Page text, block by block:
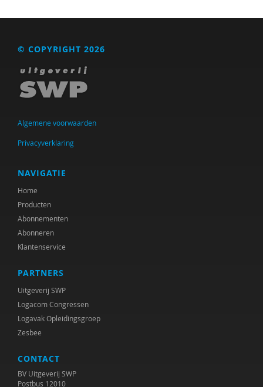
Margriet Braun
Gerrit Breeuwsma
Anja van den Broek
P. van den Broek
René Broekloelofs
Suzanne Broekman
René Broekroelofs
Joris Broere
L.H. Bronkhorst
Jaap de Brouwer
Oebo F. Brouwer
Helma Brouwers
Freek Bucx
© COPYRIGHT 2026
Algemene voorwaarden
Privacyverklaring
NAVIGATIE
Home
Producten
Abonnementen
Abonneren
Klantenservice
PARTNERS
Uitgeverij SWP
Logacom Congressen
Logavak Opleidingsgroep
Zesbee
CONTACT
BV Uitgeverij SWP
Postbus 12010